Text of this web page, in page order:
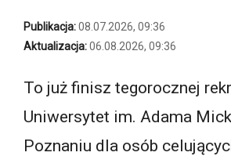
Publikacja:08.07.2026, 09:36
Aktualizacja:06.08.2026, 09:36
To już finisz tegorocznej
Uniwersytet im. Adama
Poznaniu dla osób